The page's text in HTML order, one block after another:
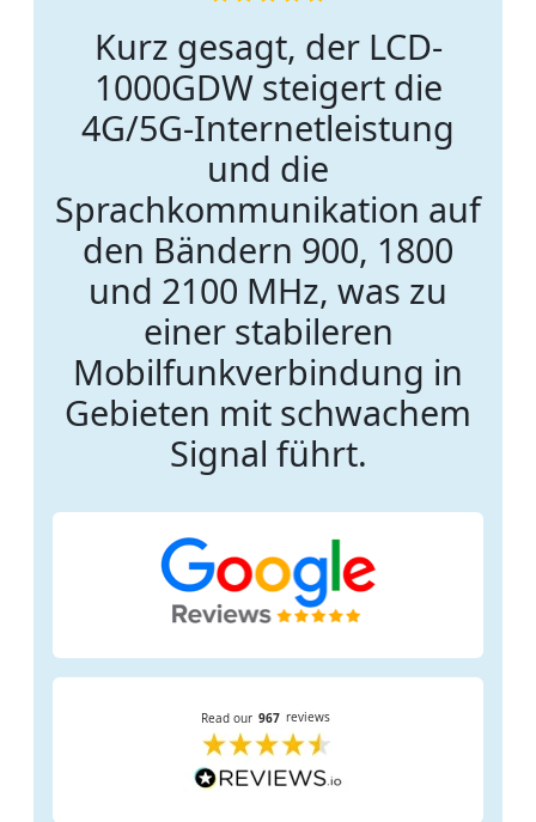
Kurz gesagt, der LCD-
1000GDW steigert die
4G/5G-Internetleistung
und die
Sprachkommunikation auf
den Bändern 900, 1800
und 2100 MHz, was zu
einer stabileren
Mobilfunkverbindung in
Gebieten mit schwachem
Signal führt.